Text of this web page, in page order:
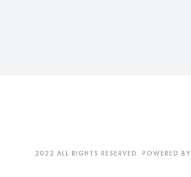
2022 ALL RIGHTS RESERVED. POWERED BY